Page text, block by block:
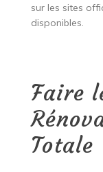
sur les sites
disponibles.
Faire
Totale